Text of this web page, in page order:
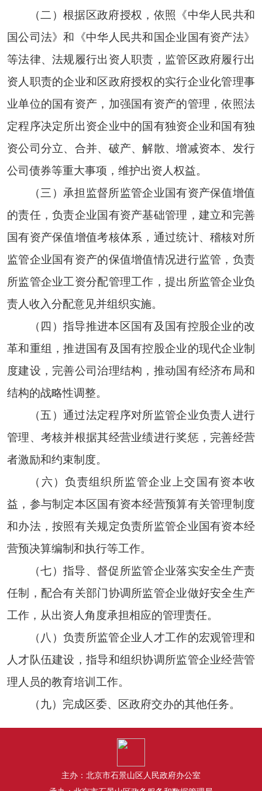
（二）根据区政府授权，依照《中华人民共和
国公司法》和《中华人民共和国企业国有资产法》
等法律、法规履行出资人职责，监管区政府履行出
资人职责的企业和区政府授权的实行企业化管理事
业单位的国有资产，加强国有资产的管理，依照法
定程序决定所出资企业中的国有独资企业和国有独
资公司分立、合并、破产、解散、增减资本、发行
公司债券等重大事项，维护出资人权益。
（三）承担监督所监管企业国有资产保值增值
的责任，负责企业国有资产基础管理，建立和完善
国有资产保值增值考核体系，通过统计、稽核对所
监管企业国有资产的保值增值情况进行监管，负责
所监管企业工资分配管理工作，提出所监管企业负
责人收入分配意见并组织实施。
（四）指导推进本区国有及国有控股企业的改
革和重组，推进国有及国有控股企业的现代企业制
度建设，完善公司治理结构，推动国有经济布局和
结构的战略性调整。
（五）通过法定程序对所监管企业负责人进行
管理、考核并根据其经营业绩进行奖惩，完善经营
者激励和约束制度。
（六）负责组织所监管企业上交国有资本收
益，参与制定本区国有资本经营预算有关管理制度
和办法，按照有关规定负责所监管企业国有资本经
营预决算编制和执行等工作。
（七）指导、督促所监管企业落实安全生产责
任制，配合有关部门协调所监管企业做好安全生产
工作，从出资人角度承担相应的管理责任。
（八）负责所监管企业人才工作的宏观管理和
人才队伍建设，指导和组织协调所监管企业经营管
理人员的教育培训工作。
（九）完成区委、区政府交办的其他任务。
主办：北京市石景山区人民政府办公室